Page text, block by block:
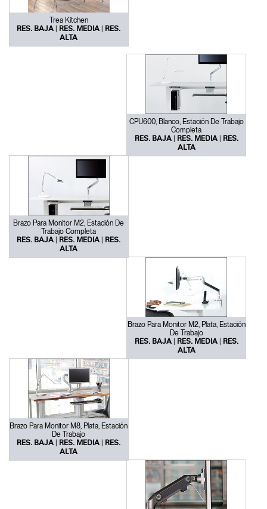
Trea Kitchen
RES. BAJA | RES. MEDIA | RES.
ALTA
CPU600, Blanco, Estación De Trabajo
Completa
RES. BAJA | RES. MEDIA | RES.
ALTA
Brazo Para Monitor M2, Estación De
Trabajo Completa
RES. BAJA | RES. MEDIA | RES.
ALTA
Brazo Para Monitor M2, Plata, Estación
De Trabajo
RES. BAJA | RES. MEDIA | RES.
ALTA
Brazo Para Monitor M8, Plata, Estación
De Trabajo
RES. BAJA | RES. MEDIA | RES.
ALTA